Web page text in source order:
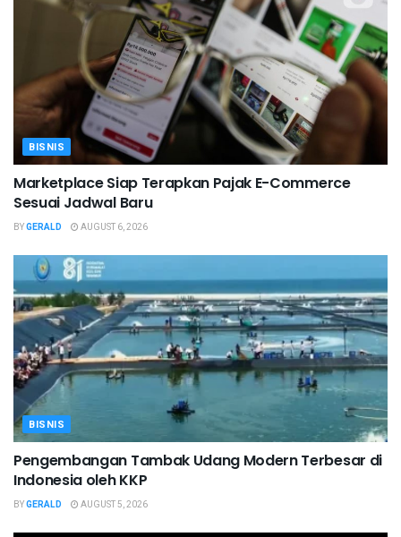
BISNIS
Marketplace Siap Terapkan Pajak E-Commerce
Sesuai Jadwal Baru
BYGERALD AUGUST 6, 2026
BISNIS
Pengembangan Tambak Udang Modern Terbesar di
Indonesia oleh KKP
BYGERALD AUGUST 5, 2026